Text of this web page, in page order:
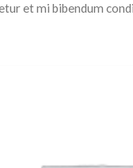
et mi bibendum